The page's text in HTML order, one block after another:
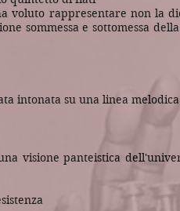
voluto rappresentare non la
sommessa e sottomessa
intonata su una linea
visione panteistica